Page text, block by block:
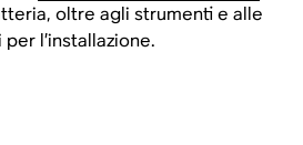
oltre agli strumenti e alle
l’installazione.